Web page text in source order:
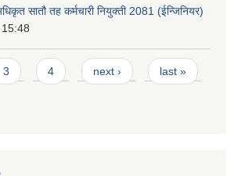
सातौ तह कर्मचारी नियुक्ती 2081 (ईन्जिनियर)
3 4 next › last »